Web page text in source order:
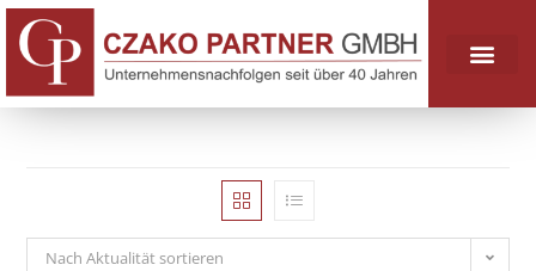
Nach Aktualität sortieren